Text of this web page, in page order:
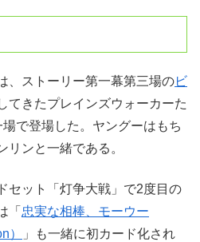
、ストーリー第一幕第三場のビ
てきたプレインズウォーカーた
で登場した。ヤングーはもち
リンと一緒である。
セット「灯争大戦」で2度目の
「 忠実な相棒、モーウー
）
」も一緒に初カード化され